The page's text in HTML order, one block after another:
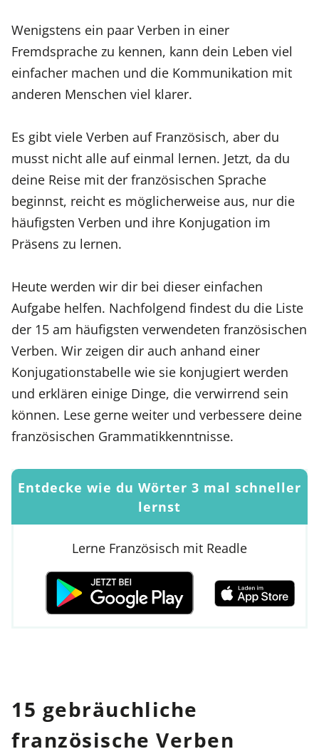
Wenigstens ein paar Verben in einer
Fremdsprache zu kennen, kann dein Leben viel
einfacher machen und die Kommunikation mit
anderen Menschen viel klarer.
Es gibt viele Verben auf Französisch, aber du
musst nicht alle auf einmal lernen. Jetzt, da du
deine Reise mit der französischen Sprache
beginnst, reicht es möglicherweise aus, nur die
häufigsten Verben und ihre Konjugation im
Präsens zu lernen.
Heute werden wir dir bei dieser einfachen
Aufgabe helfen. Nachfolgend findest du die Liste
der 15 am häufigsten verwendeten französischen
Verben. Wir zeigen dir auch anhand einer
Konjugationstabelle wie sie konjugiert werden
und erklären einige Dinge, die verwirrend sein
können. Lese gerne weiter und verbessere deine
französischen Grammatikkenntnisse.
Entdecke wie du Wörter 3 mal schneller
lernst
Lerne Französisch mit Readle
15 gebräuchliche
französische Verben